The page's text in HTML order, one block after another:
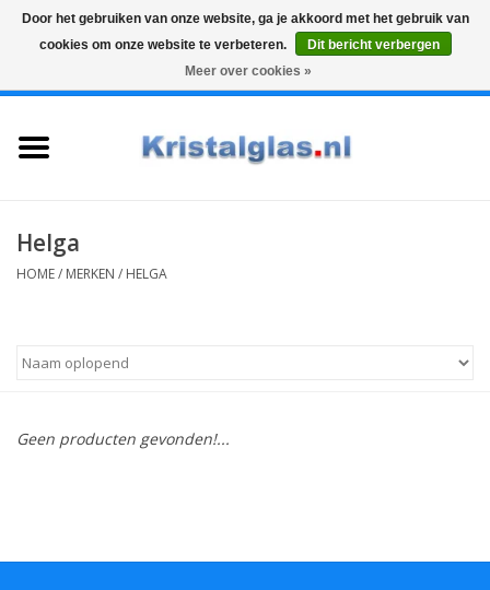
Graveren
Karaffen
Helga
HOME/ MERKEN / HELGA
Geen producten gevonden!...
Door het gebruiken van onze website, ga je akkoord met het gebruik van
cookies om onze website te verbeteren.
Dit bericht verbergen
Meer over cookies »